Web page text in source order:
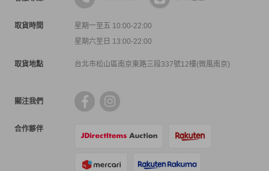
取貨時間
星期一至五 10:00-22:00
星期六至日 13:00-22:00
取貨地點 台北市松山區南京東路三段337號12樓(微風南京)
關注我們
合作夥伴